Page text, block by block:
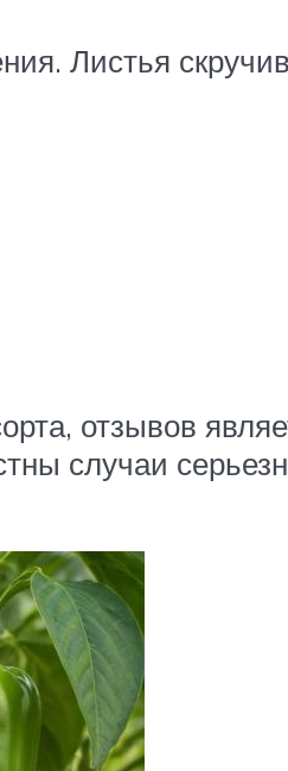
Листья
отзывов
случаи